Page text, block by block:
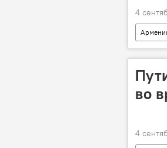
4
во
4